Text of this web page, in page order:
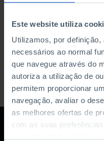
Este website utiliza
Utilizamos, por definição,
necessários ao normal
que navegue através do
autoriza a utilização de
permitem proporcionar
navegação, avaliar o
as melhores ofertas de
com as suas